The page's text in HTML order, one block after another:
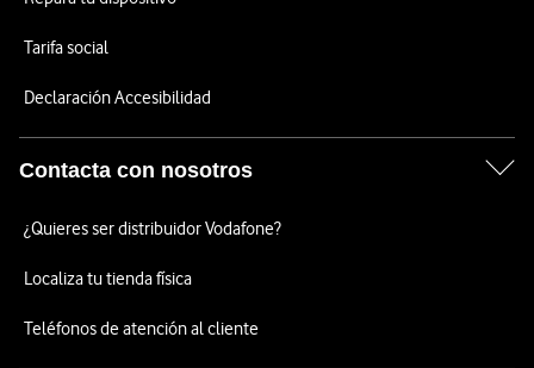
Tarifa social
Declaración Accesibilidad
Contacta con nosotros
¿Quieres ser distribuidor Vodafone?
Localiza tu tienda física
Teléfonos de atención al cliente